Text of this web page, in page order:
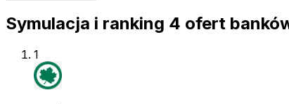
Symulacja i ranking 4 ofert
1